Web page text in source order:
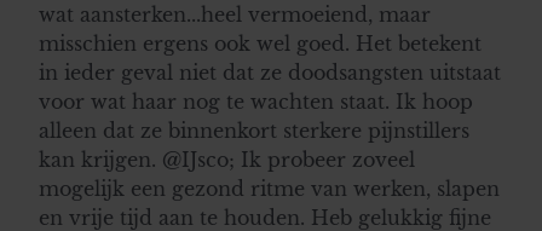
wat aansterken...heel vermoeiend, maar
misschien ergens ook wel goed. Het betekent
in ieder geval niet dat ze doodsangsten uitstaat
voor wat haar nog te wachten staat. Ik hoop
alleen dat ze binnenkort sterkere pijnstillers
kan krijgen. @IJsco; Ik probeer zoveel
mogelijk een gezond ritme van werken, slapen
en vrije tijd aan te houden. Heb gelukkig fijne